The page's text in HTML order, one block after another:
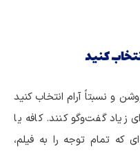
و نسبتاً آرام انتخاب کنید
زیاد گفت‌وگو کنند. کافه یا
که تمام توجه را به فیلم،